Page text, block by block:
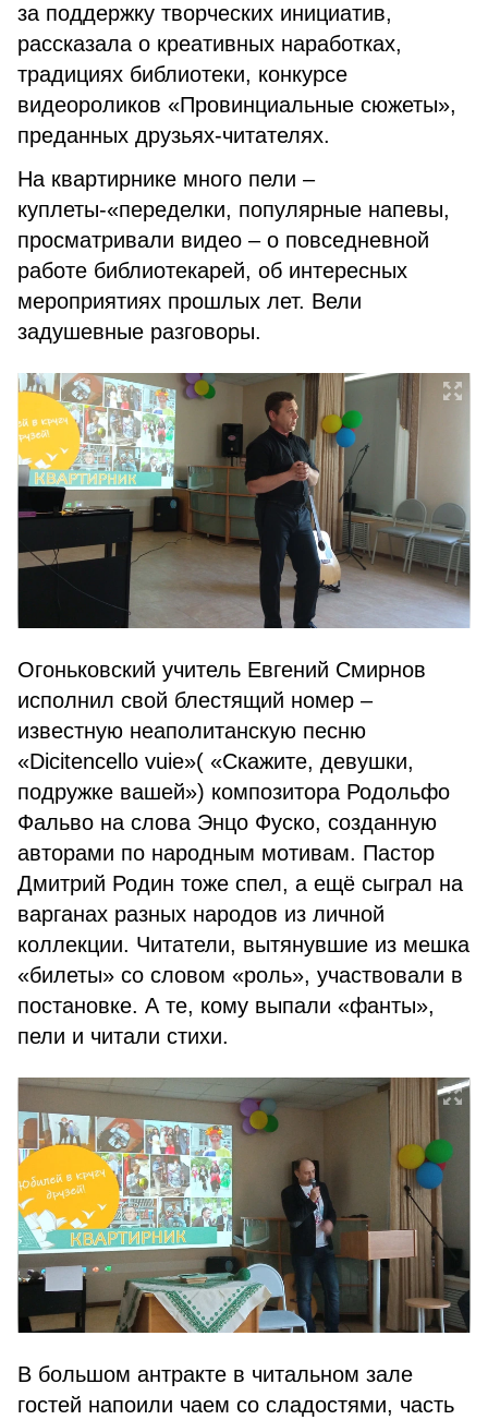
за поддержку творческих инициатив,
рассказала о креативных наработках,
традициях библиотеки, конкурсе
видеороликов «Провинциальные сюжеты»,
преданных друзьях-читателях.
На квартирнике много пели –
куплеты-«переделки, популярные напевы,
просматривали видео – о повседневной
работе библиотекарей, об интересных
мероприятиях прошлых лет. Вели
задушевные разговоры.
Огоньковский учитель Евгений Смирнов
исполнил свой блестящий номер –
известную неаполитанскую песню
«Dicitencello vuie»( «Скажите, девушки,
подружке вашей») композитора Родольфо
Фальво на слова Энцо Фуско, созданную
авторами по народным мотивам. Пастор
Дмитрий Родин тоже спел, а ещё сыграл на
варганах разных народов из личной
коллекции. Читатели, вытянувшие из мешка
«билеты» со словом «роль», участвовали в
постановке. А те, кому выпали «фанты»,
пели и читали стихи.
В большом антракте в читальном зале
гостей напоили чаем со сладостями, часть